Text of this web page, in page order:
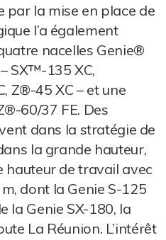
la mise en place de
l’a également
nacelles Genie®
SX™-135 XC,
Z®-45 XC – et une
60/37 FE. Des
dans la stratégie de
la grande hauteur,
hauteur de travail avec
dont la Genie S-125
la Genie SX-180, la
La Réunion. L’intérêt